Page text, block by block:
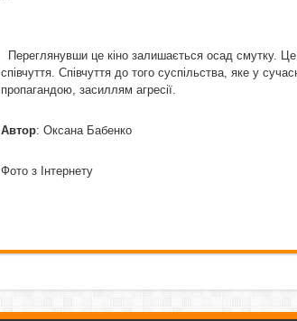
Переглянувши це кіно залишається осад смутку.
співчуття. Співчуття до того суспільства, яке у
пропагандою, засиллям агресії.
Автор: Оксана Бабенко
Фото з Інтернету